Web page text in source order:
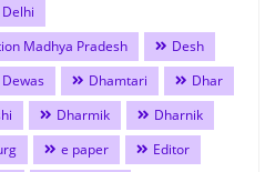
Delhi
Madhya Pradesh
Desh
Dewas Dhamtari
Dhar
Dharmik
Dharnik
e paper
Editor